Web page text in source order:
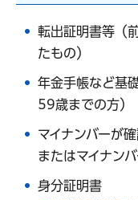
転出証明書等（
たもの）
年金手帳など基
59歳までの方）
マイナンバーが
またはマイナン
身分証明書